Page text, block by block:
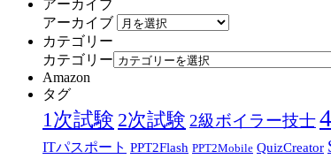
アーカイブ
アーカイブ
カテゴリー
カテゴリー
Amazon
タグ
1次試験 2次試験 2級ボイラー技士
ITパスポート PPT2Flash PPT2Mobile QuizCreator